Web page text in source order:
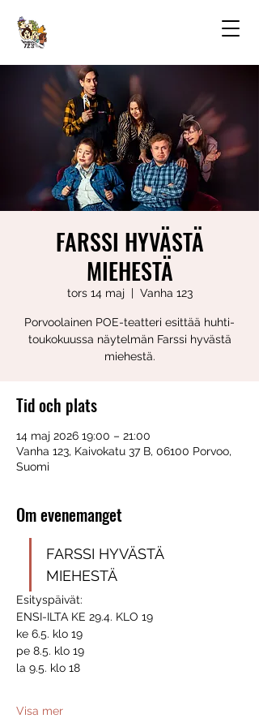
FARSSI HYVÄSTÄ
MIEHESTÄ
tors 14 maj
  |
Vanha 123
Porvoolainen POE-teatteri esittää huhti-
toukokuussa näytelmän Farssi hyvästä
miehestä.
Tid och plats
14 maj 2026 19:00 – 21:00
Vanha 123, Kaivokatu 37 B, 06100 Porvoo,
Suomi
Om evenemanget
FARSSI HYVÄSTÄ
MIEHESTÄ
Esityspäivät:
ENSI-ILTA KE 29.4. KLO 19
ke 6.5. klo 19
pe 8.5. klo 19
la 9.5. klo 18
Visa mer